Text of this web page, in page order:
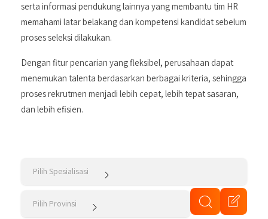
serta informasi pendukung lainnya yang membantu tim HR
memahami latar belakang dan kompetensi kandidat sebelum
proses seleksi dilakukan.
Dengan fitur pencarian yang fleksibel, perusahaan dapat
menemukan talenta berdasarkan berbagai kriteria, sehingga
proses rekrutmen menjadi lebih cepat, lebih tepat sasaran,
dan lebih efisien.
Pilih Spesialisasi
Pilih Provinsi